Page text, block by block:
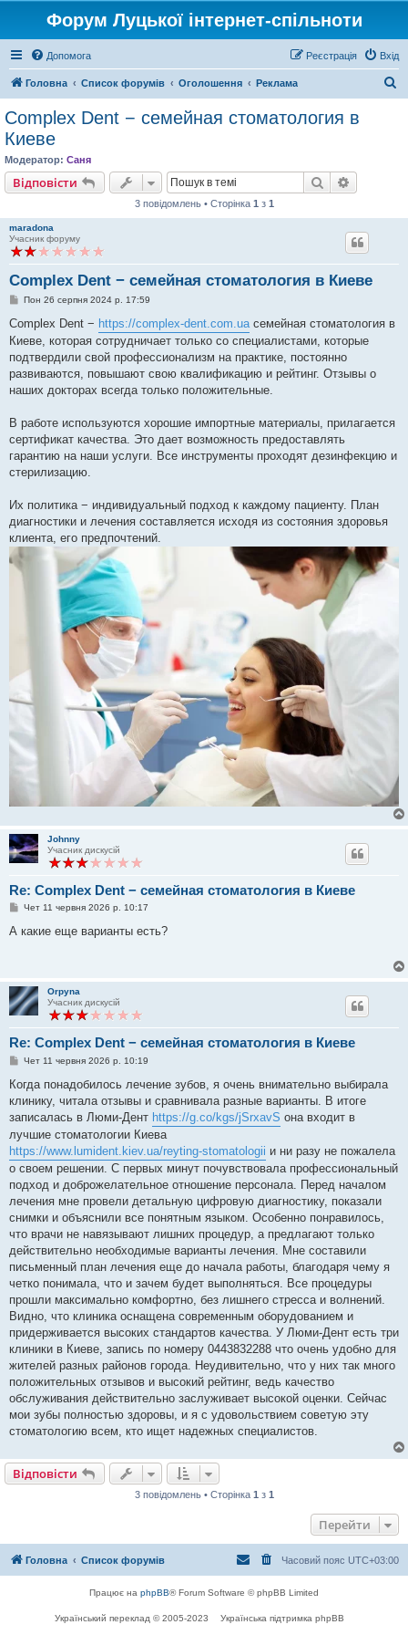
Форум Луцької інтернет-спільноти
Допомога Вхід
Реєстрація
Головна Список форумів Оголошення Реклама
Complex Dent − семейная стоматология в
Киеве
Модератор: Саня
Відповісти Пошук
3 повідомлень • Сторінка 1 з 1
maradona
Учасник форуму
Complex Dent − семейная стоматология в Киеве
П
в
д
о
м
л
е
н
я
Пон 26 серпня 2024 р. 17:59
Complex Dent − https://complex-dent.com.ua семейная стоматология в
Киеве, которая сотрудничает только со специалистами, которые
подтвердили свой профессионализм на практике, постоянно
развиваются, повышают свою квалификацию и рейтинг. Отзывы о
наших докторах всегда только положительные.
В работе используются хорошие импортные материалы, прилагается
сертификат качества. Это дает возможность предоставлять
гарантию на наши услуги. Все инструменты проходят дезинфекцию и
стерилизацию.
Их политика − индивидуальный подход к каждому пациенту. План
диагностики и лечения составляется исходя из состояния здоровья
клиента, его предпочтений.
Johnny
Учасник дискусій
Re: Complex Dent − семейная стоматология в Киеве
П
в
л
е
н
н
я
Чет 11 червня 2026 р. 10:17
А какие еще варианты есть?
Orpyna
Учасник дискусій
Re: Complex Dent − семейная стоматология в Киеве
П
в
д
о
л
е
н
н
Чет 11 червня 2026 р. 10:19
Когда понадобилось лечение зубов, я очень внимательно выбирала
клинику, читала отзывы и сравнивала разные варианты. В итоге
записалась в Люми-Дент https://g.co/kgs/jSrxavS она входит в
лучшие стоматологии Киева
https://www.lumident.kiev.ua/reyting-stomatologii и ни разу не пожалела
о своем решении. С первых минут почувствовала профессиональный
подход и доброжелательное отношение персонала. Перед началом
лечения мне провели детальную цифровую диагностику, показали
снимки и объяснили все понятным языком. Особенно понравилось,
что врачи не навязывают лишних процедур, а предлагают только
действительно необходимые варианты лечения. Мне составили
письменный план лечения еще до начала работы, благодаря чему я
четко понимала, что и зачем будет выполняться. Все процедуры
прошли максимально комфортно, без лишнего стресса и волнений.
Видно, что клиника оснащена современным оборудованием и
придерживается высоких стандартов качества. У Люми-Дент есть три
клиники в Киеве, запись по номеру 0443832288 что очень удобно для
жителей разных районов города. Неудивительно, что у них так много
положительных отзывов и высокий рейтинг, ведь качество
обслуживания действительно заслуживает высокой оценки. Сейчас
мои зубы полностью здоровы, и я с удовольствием советую эту
стоматологию всем, кто ищет надежных специалистов.
Відповісти
3 повідомлень • Сторінка 1 з 1
Перейти
Головна Список форумів Часовий пояс UTC+03:00
Працює на phpBB® Forum Software © phpBB Limited
Український переклад © 2005-2023 Українська підтримка phpBB